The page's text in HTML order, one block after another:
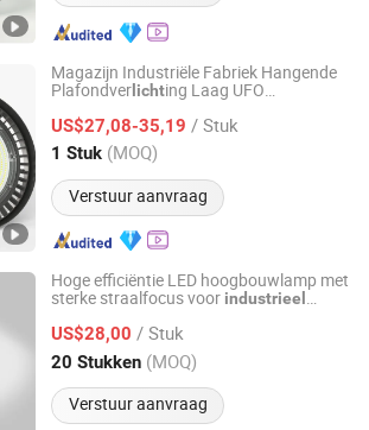
Magazijn Industriële Fabriek Hangende
Plafondver lichting Laag UFO
Hoge BayLichtvoor 5000K 5700K 6500K
US$27,08-35,19 / Stuk
1 Stuk (MOQ)
Verstuur aanvraag
Technology Co., Ltd
Sinds 2024
Hoge efficiëntie LED hoogbouwlamp met
sterke straalfocus voor industrieel
US$28,00 / Stuk
20 Stukken (MOQ)
Verstuur aanvraag
Technology Co., Ltd.
Sinds 2026